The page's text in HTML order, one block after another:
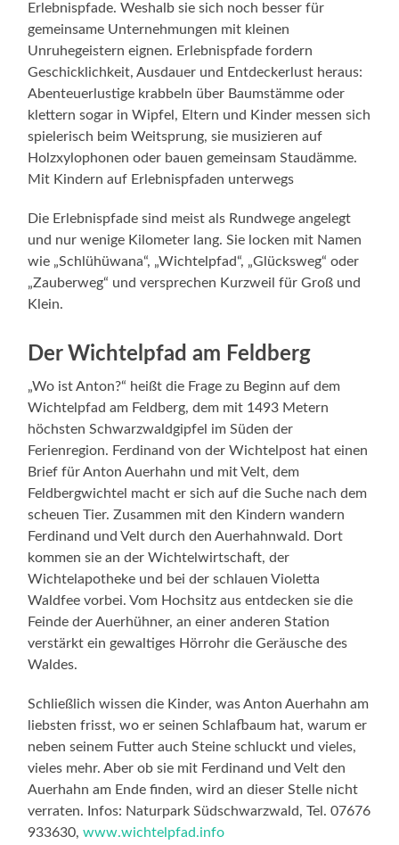
Erlebnispfade. Weshalb sie sich noch besser für
gemeinsame Unternehmungen mit kleinen
Unruhegeistern eignen. Erlebnispfade fordern
Geschicklichkeit, Ausdauer und Entdeckerlust heraus:
Abenteuerlustige krabbeln über Baumstämme oder
klettern sogar in Wipfel, Eltern und Kinder messen sich
spielerisch beim Weitsprung, sie musizieren auf
Holzxylophonen oder bauen gemeinsam Staudämme.
Mit Kindern auf Erlebnispfaden unterwegs
Die Erlebnispfade sind meist als Rundwege angelegt
und nur wenige Kilometer lang. Sie locken mit Namen
wie „Schlühüwana“, „Wichtelpfad“, „Glücksweg“ oder
„Zauberweg“ und versprechen Kurzweil für Groß und
Klein.
Der Wichtelpfad am Feldberg
„Wo ist Anton?“ heißt die Frage zu Beginn auf dem
Wichtelpfad am Feldberg, dem mit 1493 Metern
höchsten Schwarzwaldgipfel im Süden der
Ferienregion. Ferdinand von der Wichtelpost hat einen
Brief für Anton Auerhahn und mit Velt, dem
Feldbergwichtel macht er sich auf die Suche nach dem
scheuen Tier. Zusammen mit den Kindern wandern
Ferdinand und Velt durch den Auerhahnwald. Dort
kommen sie an der Wichtelwirtschaft, der
Wichtelapotheke und bei der schlauen Violetta
Waldfee vorbei. Vom Hochsitz aus entdecken sie die
Feinde der Auerhühner, an einer anderen Station
verstärkt ein gewaltiges Hörrohr die Geräusche des
Waldes.
Schließlich wissen die Kinder, was Anton Auerhahn am
liebsten frisst, wo er seinen Schlafbaum hat, warum er
neben seinem Futter auch Steine schluckt und vieles,
vieles mehr. Aber ob sie mit Ferdinand und Velt den
Auerhahn am Ende finden, wird an dieser Stelle nicht
verraten. Infos: Naturpark Südschwarzwald, Tel. 07676
933630,www.wichtelpfad.info